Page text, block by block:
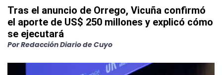
Tras el anuncio de Orrego, Vicuña confirmó
el aporte de US$ 250 millones y explicó cómo
se ejecutará
PorRedacción Diario de Cuyo